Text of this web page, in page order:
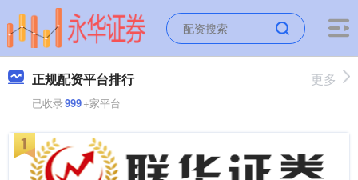
正规配资平台排行
已收录999+家平台
更多